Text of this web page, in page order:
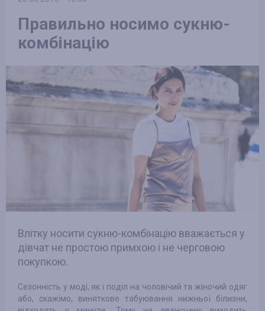
Правильно носимо сукню-
комбінацію
Влітку носити сукню-комбінацію вважається у
дівчат не простою примхою і не черговою
покупкою.
Сезонність у моді, як і поділ на чоловічий та жіночий одяг
або, скажімо, виняткове табуювання нижньої білизни,